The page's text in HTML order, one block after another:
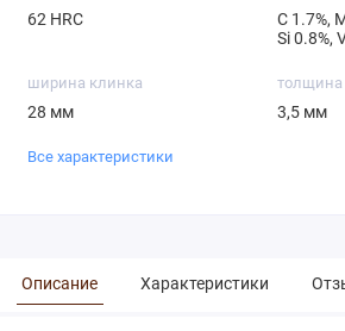
62 HRC
С 1.7%,
Si 0.8%,
ширина клинка
28 мм
толщина
3,5 мм
Все характеристики
Описание Характеристики